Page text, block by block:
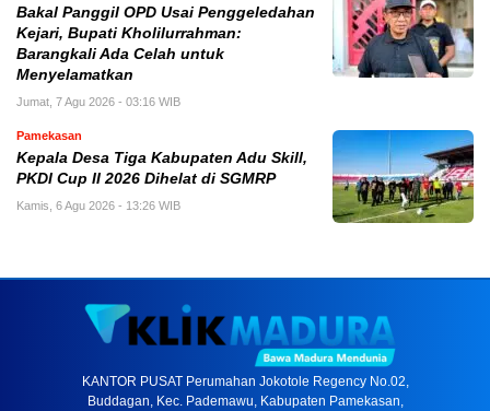
Bakal Panggil OPD Usai Penggeledahan
Kejari, Bupati Kholilurrahman:
Barangkali Ada Celah untuk
Menyelamatkan
Jumat, 7 Agu 2026 - 03:16 WIB
Pamekasan
Kepala Desa Tiga Kabupaten Adu Skill,
PKDI Cup II 2026 Dihelat di SGMRP
Kamis, 6 Agu 2026 - 13:26 WIB
KANTOR PUSAT Perumahan Jokotole Regency No.02,
Buddagan, Kec. Pademawu, Kabupaten Pamekasan,